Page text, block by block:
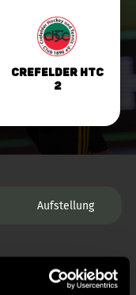
Crefelder HTC
2
Aufstellung